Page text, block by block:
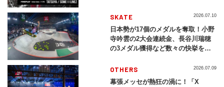
SKATE
日本勢が17個のメダルを奪取！小野
寺吟雲の2大会連続金、長谷川瑞穂
の3メダル獲得など数々の快挙をプ
2026」
2026.07.10
OTHERS
幕張メッセが熱狂の渦に！「X
2026.07.09